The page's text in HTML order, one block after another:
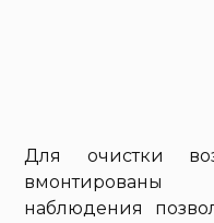
Для очистки
вмонтированы
наблюдения